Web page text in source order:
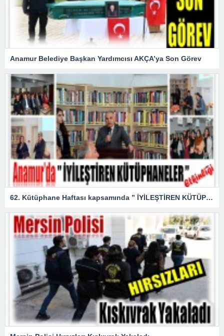
Anamur Belediye Başkan Yardımcısı AKÇA’ya Son Görev
62. Kütüphane Haftası kapsamında ” İYİLEŞTİREN KÜTÜPHANELER ” etkinliği düzenlendi.